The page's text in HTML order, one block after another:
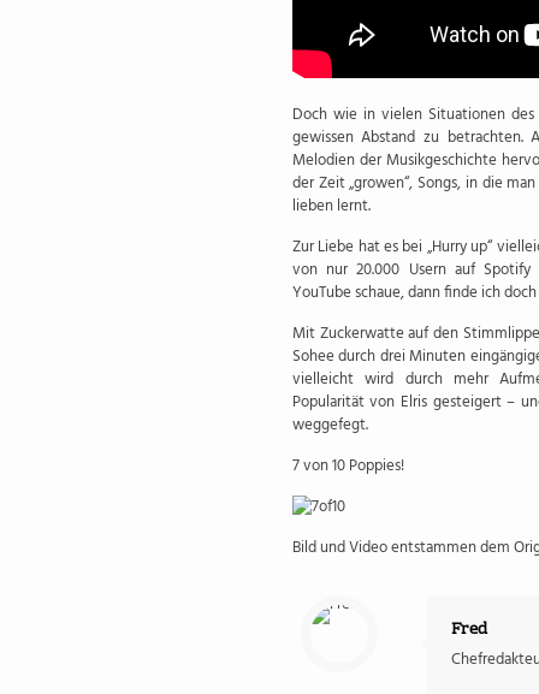
Doch wie in vielen Situationen
gewissen Abstand zu betrachten.
Melodien der Musikgeschichte
der Zeit „growen“, Songs, in die
lieben lernt.
Zur Liebe hat es bei „Hurry up“
von nur 20.000 Usern auf
YouTube schaue, dann finde ich
Mit Zuckerwatte auf den
Sohee durch drei Minuten
vielleicht wird durch mehr
Popularität von Elris gesteigert –
weggefegt.
7 von 10 Poppies!
Bild und Video entstammen dem
Fred